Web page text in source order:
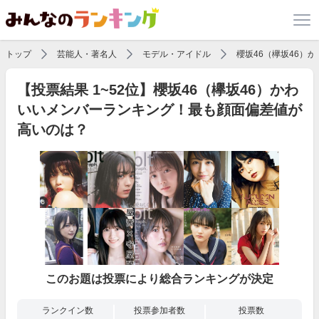
トップ 芸能人・著名人 モデル・アイドル 櫻坂46（欅坂46）か
【投票結果 1~52位】櫻坂46（欅坂46）かわ
いいメンバーランキング！最も顔面偏差値が
高いのは？
このお題は投票により総合ランキングが決定
ランクイン数 投票参加者数 投票数